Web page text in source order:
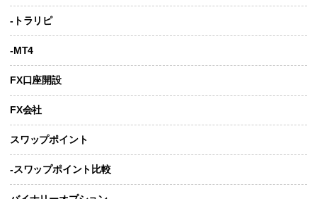
-トラリピ
-MT4
FX口座開設
FX会社
スワップポイント
-スワップポイント比較